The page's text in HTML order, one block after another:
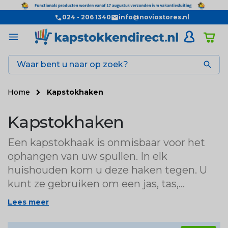
024 - 206 1340 info@noviostores.nl

Home Kapstokhaken
Kapstokhaken
Een kapstokhaak is onmisbaar voor het
ophangen van uw spullen. In elk
huishouden kom u deze haken tegen. U
kunt ze gebruiken om een jas, tas,
keukendoek, sjaal of een muts op te
mooie kleine details in uw huis. Vaak
Lees meer